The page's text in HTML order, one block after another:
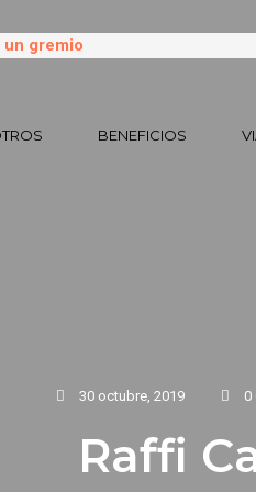
BENEFICIOS
30 octubre, 2019 0
Raffi